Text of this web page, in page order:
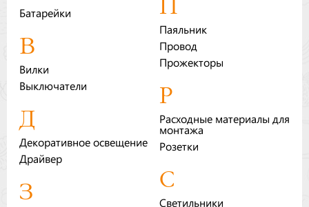
Батарейки
В
Вилки
Выключатели
Д
Декоративное освещение
Драйвер
З
П
Паяльник
Провод
Прожекторы
Р
Расходные материалы для
монтажа
Розетки
С
Светильники